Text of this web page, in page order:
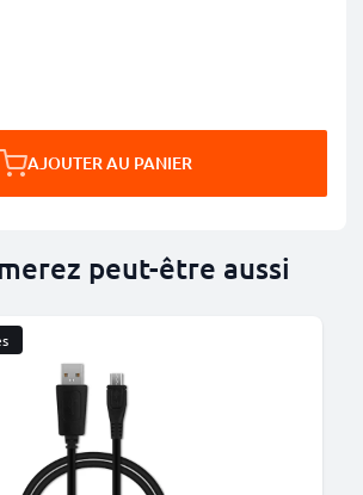
AJOUTER AU PANIER
peut-être aussi